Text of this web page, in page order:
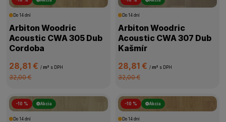
Do 14 dní
Arbiton Woodric
Acoustic CWA 305 Dub
Cordoba
28,81 €/ m² s DPH
32,00 €
Do 14 dní
Arbiton Woodric
Acoustic CWA 307 Dub
Kašmír
28,81 € / m² s DPH
32,00 €
-10 % Akcia
Do 14 dní
-10 % Akcia
Do 14 dní